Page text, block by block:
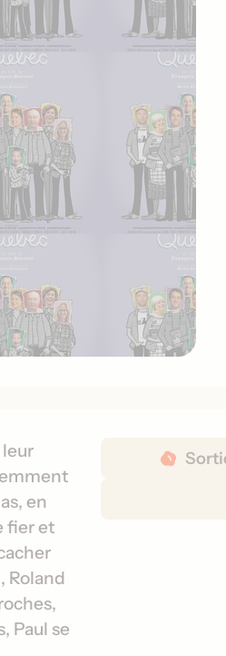
en
fier et
Roland
Paul se